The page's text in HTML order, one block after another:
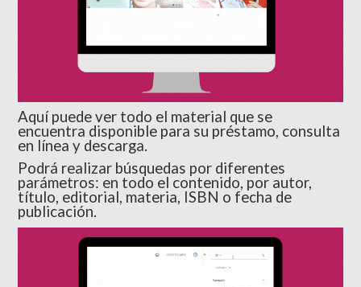
Aquí puede ver todo el material que se
encuentra disponible para su préstamo, consulta
en línea y descarga.
Podrá realizar búsquedas por diferentes
parámetros: en todo el contenido, por autor,
título, editorial, materia, ISBN o fecha de
publicación.